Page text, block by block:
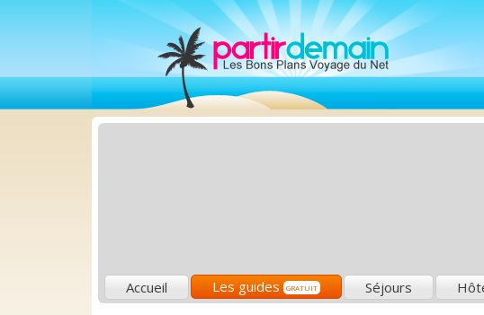
Accueil Les guides GRATUIT Séjours